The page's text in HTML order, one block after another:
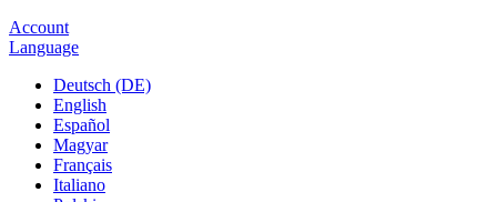
Account
Language
Deutsch (DE)
English
Español
Magyar
Français
Italiano